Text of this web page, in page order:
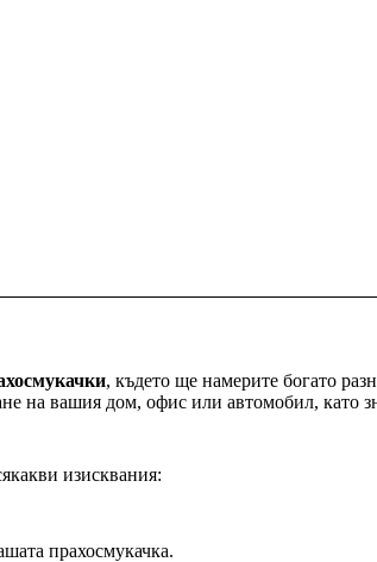
, където ще намерите богато
на вашия дом, офис или автомобил, като
изисквания:
прахосмукачка.